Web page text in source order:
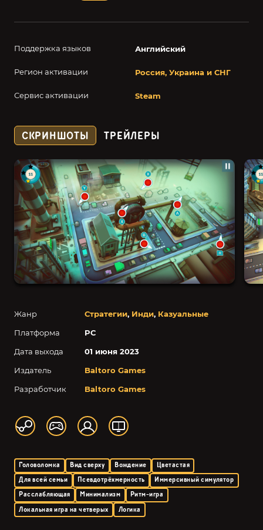
Поддержка языков Английский
Регион активации Россия, Украина и СНГ
Сервис активации Steam
Жанр Стратегии, Инди, Казуальные
Платформа
PC
Дата выхода
01 июня 2023
Издатель
Baltoro Games
Разработчик
Baltoro Games
Головоломка Вид сверху Вождение
Цветастая
Для всей семьи
Псевдотрёхмерность
Иммерсивный симулятор
Расслабляющая
Минимализм
Ритм-игра
Локальная игра на четверых
Логика
СКРИНШОТЫ ТРЕЙЛЕРЫ